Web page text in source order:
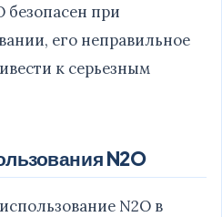
безопасен при
его неправильное
к серьезным
N2O
N2O в